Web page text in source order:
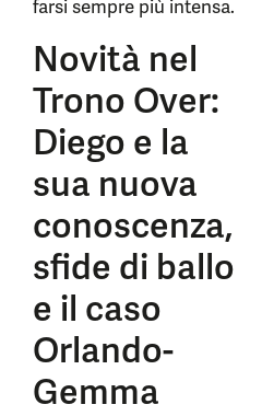
farsi sempre più intensa.
Novità nel
Trono Over:
Diego e la
sua nuova
conoscenza,
sfide di ballo
e il caso
Orlando-
Gemma